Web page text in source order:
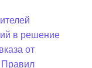
в решение
от